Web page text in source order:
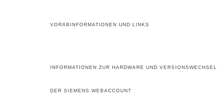
VORABINFORMATIONEN UND LINKS
INFORMATIONEN ZUR HARDWARE UND VERSIONSWECHSEL
DER SIEMENS WEBACCOUNT